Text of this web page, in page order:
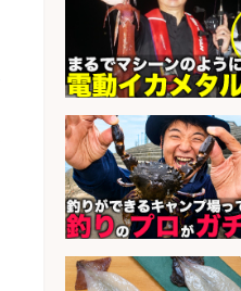
福岡「現場監督」
業10時間/経験者
会社名 広松久水産
宮崎/魚や漁業に
の「総合職」 未経
会社名 宮崎県漁業